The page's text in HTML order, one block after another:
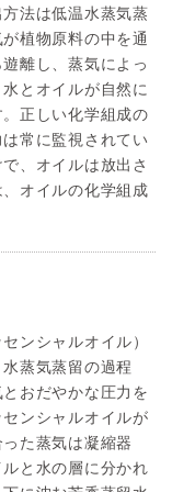
法は低温水蒸気蒸
植物原料の中を通
離し、蒸気によっ
とオイルが自然に
正しい化学組成の
常に監視されてい
、オイルは放出さ
オイルの化学組成
ンシャルオイル）
蒸気蒸留の過程
おだやかな圧力を
ンシャルオイルが
た蒸気は凝縮器
ルと水の層に分かれ